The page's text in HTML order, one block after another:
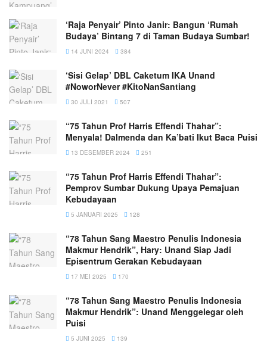
‘Raja Penyair’ Pinto Janir: Bangun ‘Rumah
Budaya’ Bintang 7 di Taman Budaya Sumbar!
14 JUNI 2024 384
‘Sisi Gelap’ DBL Caketum IKA Unand
#NoworNever #KitoNanSantiang
30 JULI 2021 507
“75 Tahun Prof Harris Effendi Thahar”:
Menyala! Dalmenda dan Ka’bati Ikut Baca Puisi
13 DESEMBER 2024 251
“75 Tahun Prof Harris Effendi Thahar”:
Pemprov Sumbar Dukung Upaya Pemajuan
Kebudayaan
5 JANUARI 2025 128
“78 Tahun Sang Maestro Penulis Indonesia
Makmur Hendrik”, Hary: Unand Siap Jadi
Episentrum Gerakan Kebudayaan
17 MEI 2025 170
“78 Tahun Sang Maestro Penulis Indonesia
Makmur Hendrik”: Unand Menggelegar oleh
Puisi
5 JUNI 2025 139